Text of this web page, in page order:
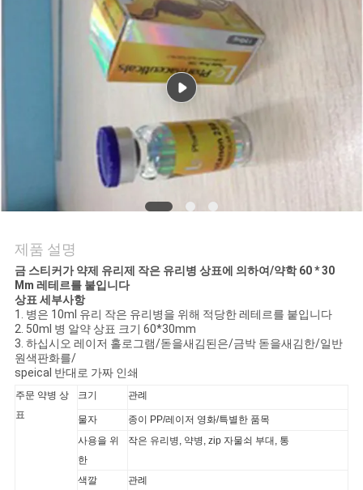
경
우
사
이
제품 설명
금 스티커가 약제 유리제 작은 유리병 상표에 의하여/약학 60 * 30
Mm 레테르를 붙입니다
상표 세부사항
1. 병은 10ml 유리 작은 유리병을 위해 적당한 레테르를 붙입니다
2. 50ml 병 알약 상표 크기 60*30mm
3. 하십시오 레이저 홀로그램/돋을새김된은/금박 돋을새김한/일반
원색판화를/
speical 반대로 가짜 인쇄
주문 약병 상
표
크기 관례
물자
종이 PP/레이저 영화/특별한 품목
사용을 위
한
작은 유리병, 약병, zip 자물쇠 부대, 통
색깔
관례